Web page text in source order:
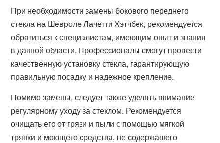
При необходимости замены бокового переднего
стекла на Шевроле Лачетти Хэтчбек, рекомендуется
обратиться к специалистам, имеющим опыт и знания
в данной области. Профессионалы смогут провести
качественную установку стекла, гарантирующую
правильную посадку и надежное крепление.
Помимо замены, следует также уделять внимание
регулярному уходу за стеклом. Рекомендуется
очищать его от грязи и пыли с помощью мягкой
тряпки и моющего средства, не содержащего